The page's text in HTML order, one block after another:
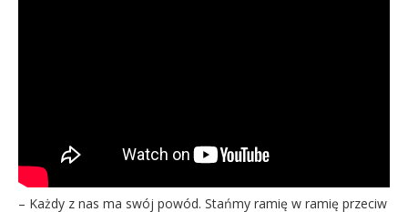
– Każdy z nas ma swój powód. Stańmy ramię w ramię przeciw